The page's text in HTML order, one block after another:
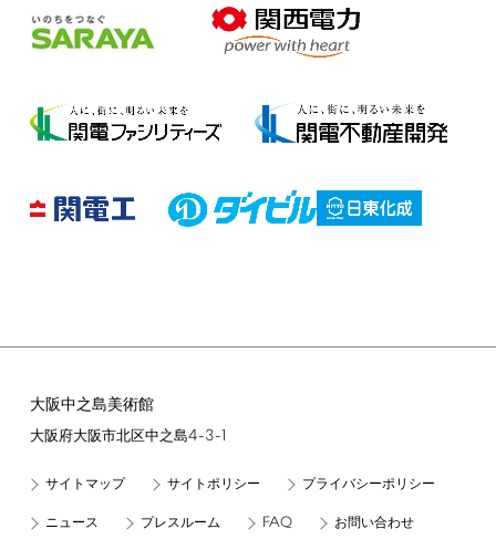
大阪中之島美術館
大阪府大阪市北区中之島4-3-1
サイトマップ サイトポリシー プライバシーポリシー
ニュース プレスルーム FAQ お問い合わせ